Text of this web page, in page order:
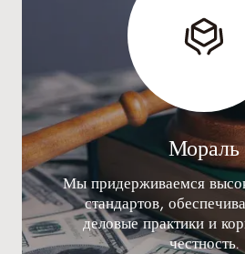
Мораль
Мы придерживаемся
стандартов,
деловые практики и
честность.